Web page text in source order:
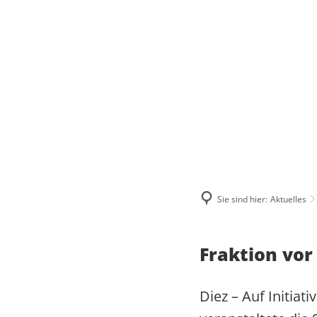
INITIATIVE FÜR
RESPEKT Sie sind hier: Aktuelles
Fraktion
Diez – Auf